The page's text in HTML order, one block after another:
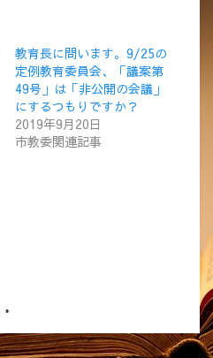
教育長に問います。9/25の
定例教育委員会、「議案第
49号」は「非公開の会議」
にするつもりですか？
2019年9月20日
市教委関連記事